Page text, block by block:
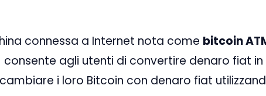
connessa a Internet nota come bitcoin
consente agli utenti di convertire denaro fiat
i loro Bitcoin con denaro fiat